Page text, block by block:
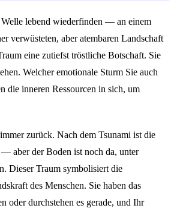
Welle lebend wiederfinden — an einem
verwüsteten, aber atembaren Landschaft
eine zutiefst tröstliche Botschaft. Sie
Welcher emotionale Sturm Sie auch
die inneren Ressourcen in sich, um
zurück. Nach dem Tsunami ist die
aber der Boden ist noch da, unter
Dieser Traum symbolisiert die
des Menschen. Sie haben das
oder durchstehen es gerade, und Ihr